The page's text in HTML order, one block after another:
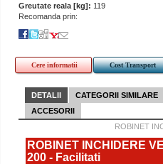
Greutate reala [kg]: 119
Recomanda prin:
Cere informatii Cost Transport
DETALII CATEGORII SIMILARE
ACCESORII
ROBINET
ROBINET INCHIDERE
200 - Facilitati